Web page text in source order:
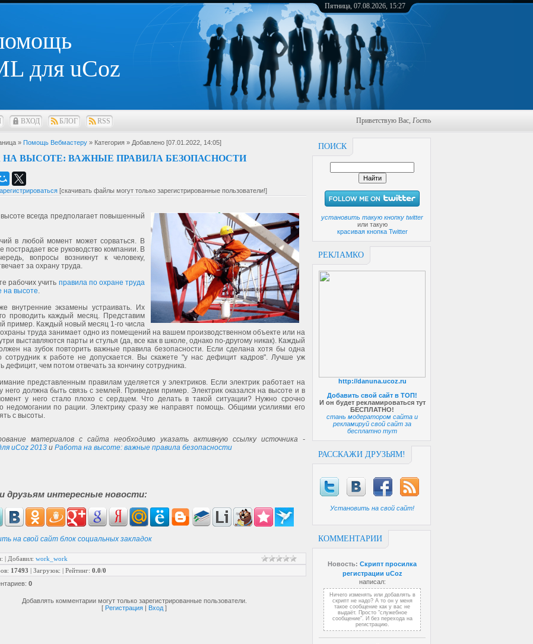
для uCoz
Пятница, 07.08.2026, 15:27
ВХОД БЛОГ RSS Приветствую Вас, Гость
ПОИСК
установить такую кнопку twitter
или такую
красивая кнопка Twitter
РЕКЛАМКО
http://danuna.ucoz.ru
Добавить свой сайт в ТОП!
И он будет рекламироваться тут
БЕСПЛАТНО!
стань модератором сайта и
рекламируй свой сайт за
бесплатно тут
РАССКАЖИ ДРУЗЬЯМ!
Установить на свой сайт!
КОММЕНТАРИИ
Новость: Скрипт просилка
регистрации uCoz
написал:
Ничего изменять или добавлять в
скрипт не надо? А то он у меня
такое сообщение как у вас не
выдаёт. Просто "служебное
сообщение". И без перехода на
регистрацию.
» Помощь Вебмастеру » Категория » Добавлено [07.01.2022, 14:05]
НА ВЫСОТЕ: ВАЖНЫЕ ПРАВИЛА БЕЗОПАСНОСТИ
[скачивать файлы могут только зарегистрированные пользователи!]
всегда предполагает повышенный
в любой момент может сорваться. В
пострадает все руководство компании. В
вопросы возникнут к человеку,
за охрану труда.
рабочих учить правила по охране труда
на высоте.
внутренние экзамены устраивать. Их
проводить каждый месяц. Представим
пример. Каждый новый месяц 1-го числа
труда занимает одно из помещений на вашем производственном объекте или на
выставляются парты и стулья (да, все как в школе, однако по-другому никак). Каждый
на зубок повторить важные правила безопасности. Если сделана хотя бы одна
сотрудник к работе не допускается. Вы скажете "у нас дефицит кадров". Лучше уж
дефицит, чем потом отвечать за кончину сотрудника.
представленным правилам уделяется у электриков. Если электрик работает на
него должна быть связь с землей. Приведем пример. Электрик оказался на высоте и в
у него стало плохо с сердцем. Что делать в такой ситуации? Нужно срочно
недомогании по рации. Электрику сразу же направят помощь. Общими усилиями его
с высоты.
материалов с сайта необходимо указать активную ссылку источника -
uCoz 2013 и Работа на высоте: важные правила безопасности
друзьям интересные новости:
на свой сайт блок социальных закладок
: | Добавил: work_work
: 17493 | Загрузок: | Рейтинг: 0.0/0
: 0
Добавлять комментарии могут только зарегистрированные пользователи.
[ Регистрация | Вход ]